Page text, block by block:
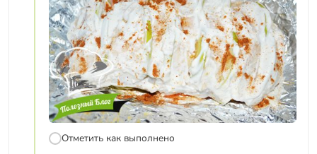
Отметить как выполнено